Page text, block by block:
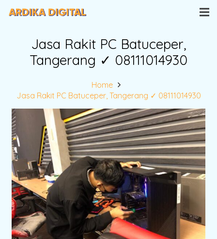
Jasa Rakit PC Batuceper,
Tangerang ✓ 08111014930
Home
Jasa Rakit PC Batuceper, Tangerang ✓ 08111014930